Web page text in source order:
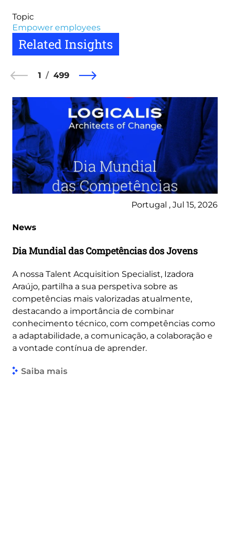
Topic
Empower employees
Related Insights
1 499
Portugal , Jul 15, 2026
News
Dia Mundial das Competências dos Jovens
A nossa Talent Acquisition Specialist, Izadora
Araújo, partilha a sua perspetiva sobre as
competências mais valorizadas atualmente,
destacando a importância de combinar
conhecimento técnico, com competências como
a adaptabilidade, a comunicação, a colaboração e
a vontade contínua de aprender.
Saiba mais